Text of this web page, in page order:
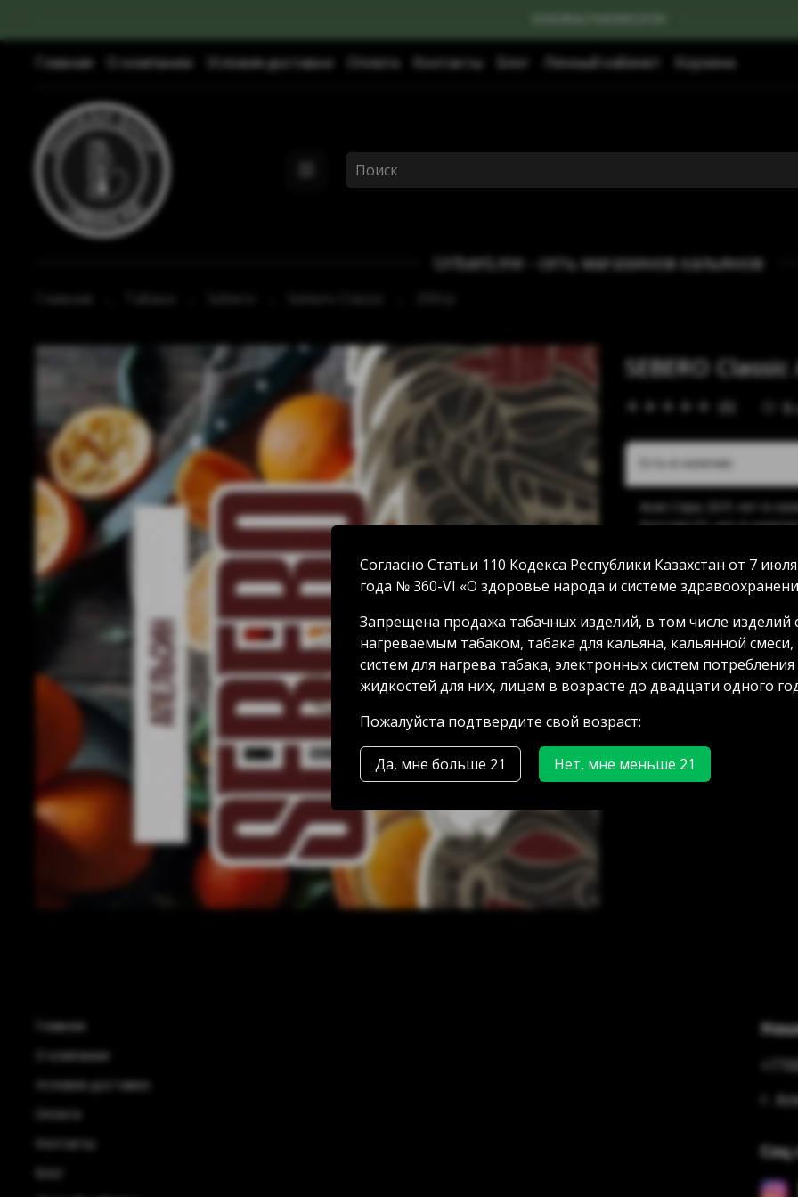
Главная О компании Условия доставки Оплата Контакты Блог Личный кабинет Корзина
UrbanLine - сеть магазинов кальянов
SEBERO
В
11500.00 тг
Есть в наличии:
Акан Серы 20/5: нет в
Аносова 91: нет в
Мамыр 2 дом 3: 2 шт
Аксай 3 дом 7: нет в
ГРЭС: нет в наличии
Главная
О компании
Условия доставки
Оплата
Контакты
Блог
г.
Соц
Согласно Статьи 110 Кодекса Республики Казахстан от 7
года № 360-VI «О здоровье народа и системе
Запрещена продажа табачных изделий, в том числе изделий
нагреваемым табаком, табака для кальяна, кальянной смеси,
систем для нагрева табака, электронных систем потребления
жидкостей для них, лицам в возрасте до двадцати одного
Пожалуйста подтвердите свой возраст:
Да, мне больше 21 Нет, мне меньше 21